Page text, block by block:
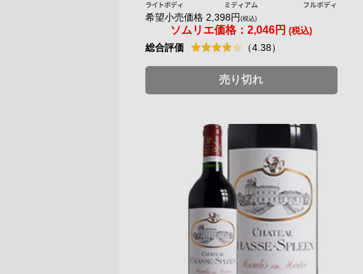
希望小売価格 2,398円(税込)
ソムリエ価格：2,046円 (税込)
総合評価 （4.38）
売り切れ